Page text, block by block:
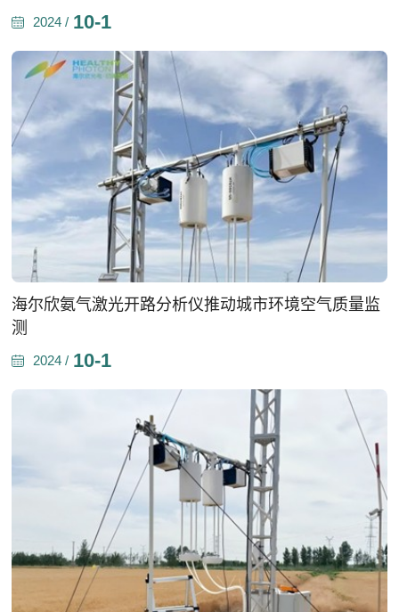
2024 / 10-1
海尔欣氨气激光开路分析仪推动城市环境空气质量监
测
2024 / 10-1